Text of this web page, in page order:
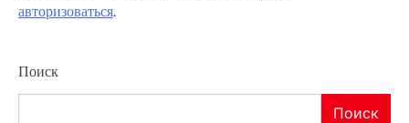
авторизоваться.
Поиск
Поиск